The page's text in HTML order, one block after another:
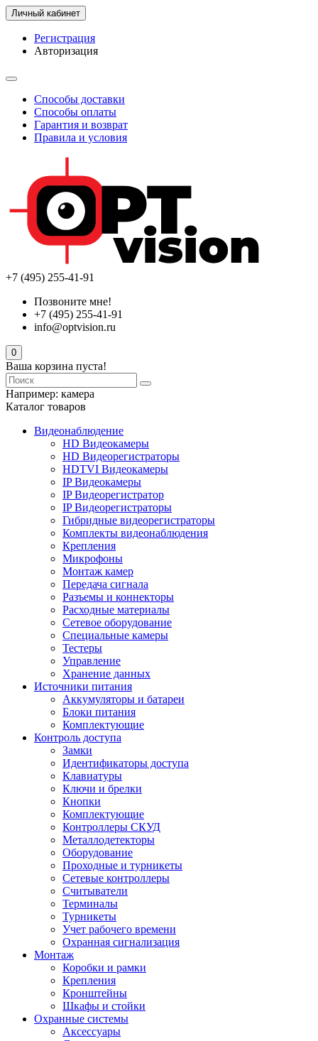
Личный кабинет
Регистрация
Авторизация
Способы доставки
Способы оплаты
Гарантия и возврат
Правила и условия
+7 (495) 255-41-91
Позвоните мне!
+7 (495) 255-41-91
info@optvision.ru
0
Ваша корзина пуста!
Например: камера
Каталог товаров
Видеонаблюдение
HD Видеокамеры
HD Видеорегистраторы
HDTVI Видеокамеры
IP Видеокамеры
IP Видеорегистратор
IP Видеорегистраторы
Гибридные видеорегистраторы
Комплекты видеонаблюдения
Крепления
Микрофоны
Монтаж камер
Передача сигнала
Разъемы и коннекторы
Расходные материалы
Сетевое оборудование
Специальные камеры
Тестеры
Управление
Хранение данных
Источники питания
Аккумуляторы и батареи
Блоки питания
Комплектующие
Контроль доступа
Замки
Идентификаторы доступа
Клавиатуры
Ключи и брелки
Кнопки
Комплектующие
Контроллеры СКУД
Металлодетекторы
Оборудование
Проходные и турникеты
Сетевые контроллеры
Считыватели
Терминалы
Турникеты
Учет рабочего времени
Охранная сигнализация
Монтаж
Коробки и рамки
Крепления
Кронштейны
Шкафы и стойки
Охранные системы
Аксессуары